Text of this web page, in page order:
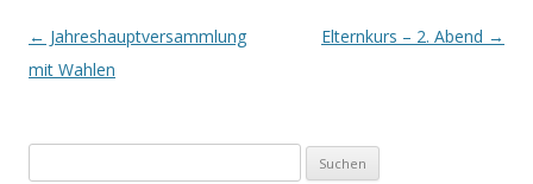
Post
navigation
← Jahreshauptversammlung
mit Wahlen
Elternkurs – 2. Abend →